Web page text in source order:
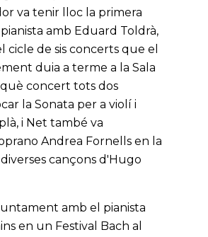
va tenir lloc la primera
amb Eduard Toldrà,
cicle de sis concerts que el
duia a terme a la Sala
concert tots dos
la Sonata per a violí i
i Net també va
Andrea Fornells en la
cançons d'Hugo
amb el pianista
en un Festival Bach al